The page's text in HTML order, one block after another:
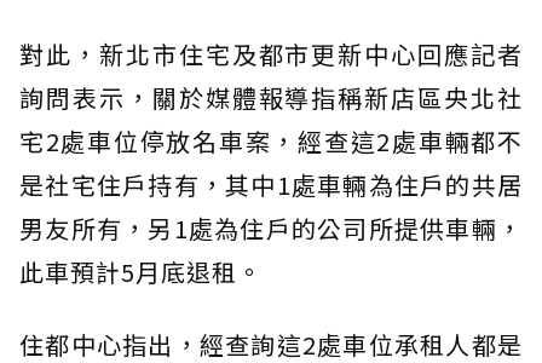
對此，新北市住宅及都市更新中心回應記者
詢問表示，關於媒體報導指稱新店區央北社
宅2處車位停放名車案，經查這2處車輛都不
是社宅住戶持有，其中1處車輛為住戶的共居
男友所有，另1處為住戶的公司所提供車輛，
此車預計5月底退租。
住都中心指出，經查詢這2處車位承租人都是